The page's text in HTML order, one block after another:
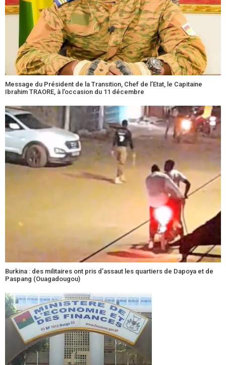
Message du Président de la Transition, Chef de l’Etat, le Capitaine
Ibrahim TRAORE, à l’occasion du 11 décembre
Burkina : des militaires ont pris d’assaut les quartiers de Dapoya et de
Paspang (Ouagadougou)